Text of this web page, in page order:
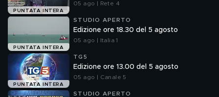
PUNTATA INTERA
05 ago | Rete 4
PUNTATA INTERA
STUDIO APERTO
Edizione ore 18.30 del 5 agosto
05 ago | Italia 1
PUNTATA INTERA
TG5
Edizione ore 13.00 del 5 agosto
05 ago | Canale 5
STUDIO APERTO